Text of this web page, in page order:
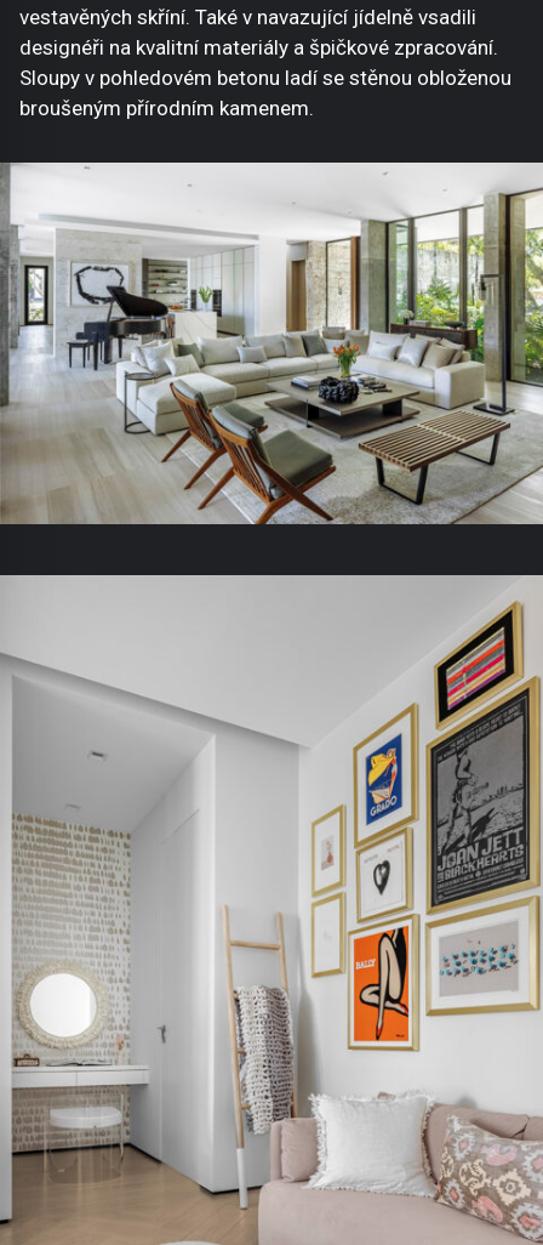
vestavěných skříní. Také v navazující jídelně vsadili
designéři na kvalitní materiály a špičkové zpracování.
Sloupy v pohledovém betonu ladí se stěnou obloženou
broušeným přírodním kamenem.